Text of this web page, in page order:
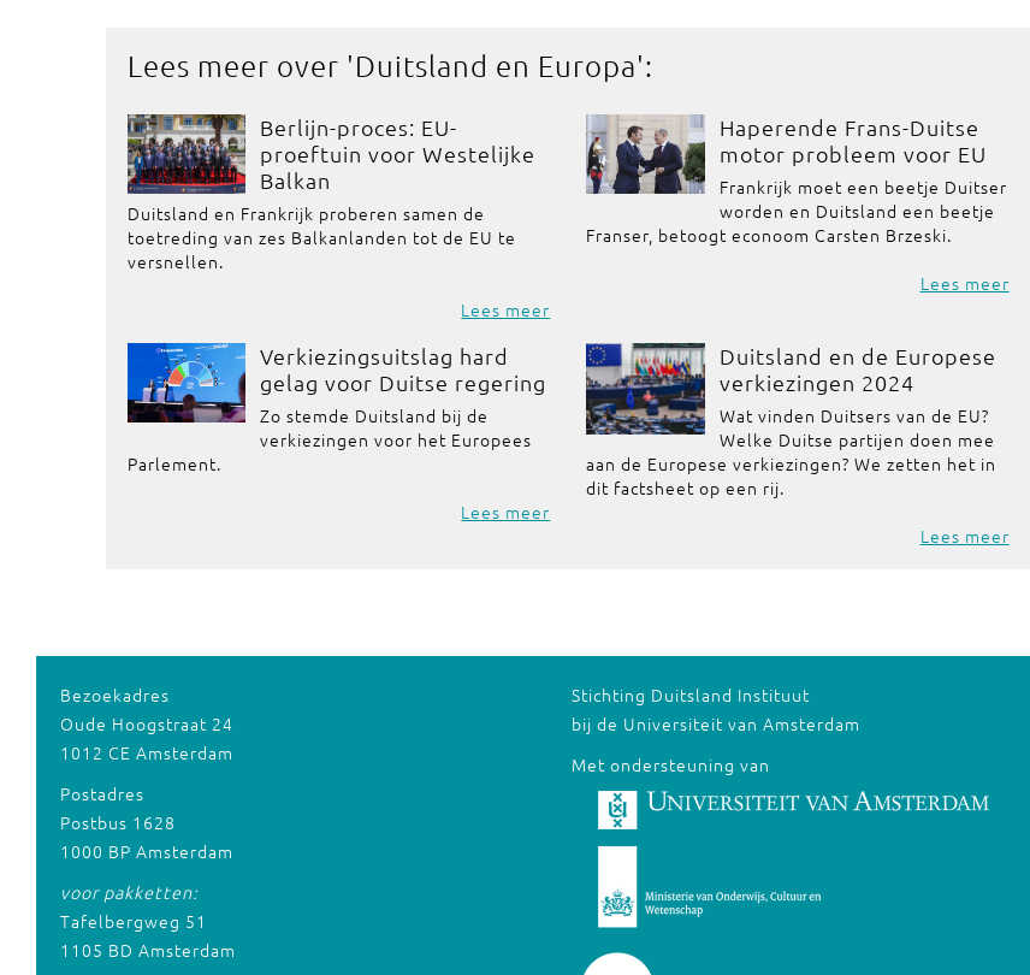
Lees meer over 'Duitsland en Europa':
Berlijn-proces: EU-
proeftuin voor Westelijke
Balkan
Duitsland en Frankrijk proberen samen de
toetreding van zes Balkanlanden tot de EU te
versnellen.
Lees meer
Haperende Frans-Duitse
motor probleem voor EU
Frankrijk moet een beetje Duitser
worden en Duitsland een beetje
Franser, betoogt econoom Carsten Brzeski.
Lees meer
Verkiezingsuitslag hard
gelag voor Duitse regering
Zo stemde Duitsland bij de
verkiezingen voor het Europees
Parlement.
Lees meer
Duitsland en de Europese
verkiezingen 2024
Wat vinden Duitsers van de EU?
Welke Duitse partijen doen mee
aan de Europese verkiezingen? We zetten het in
dit factsheet op een rij.
Lees meer
Bezoekadres
Oude Hoogstraat 24
1012 CE Amsterdam
Postadres
Postbus 1628
1000 BP Amsterdam
voor pakketten:
Tafelbergweg 51
1105 BD Amsterdam
Stichting Duitsland Instituut
bij de Universiteit van Amsterdam
Met ondersteuning van